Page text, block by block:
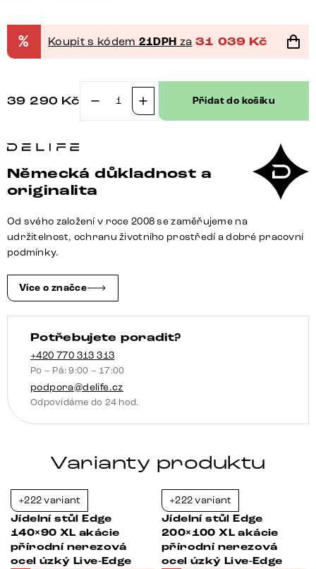
% Koupit s kódem 21DPH za 31 039 Kč
39 290 Kč
XL
akácie
přírodní
nerezová
Live-
Edge
množství
Přidat do košíku
Německá důkladnost a
originalita
Od svého založení v roce 2008 se zaměřujeme na
udržitelnost, ochranu životního prostředí a dobré pracovní
podmínky.
Více o značce
Potřebujete poradit?
+420 770 313 313
Po – Pá: 9:00 – 17:00
podpora@delife.cz
Odpovídáme do 24 hod.
Varianty produktu
+222 variant
Jídelní stůl Edge
140×90 XL akácie
přírodní nerezová
ocel úzký Live-Edge
+222 variant
Jídelní stůl Edge
200×100 XL akácie
přírodní nerezová
ocel úzký Live-Edge